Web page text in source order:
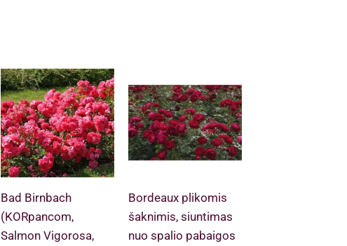
Bad Birnbach
(KORpancom,
Salmon Vigorosa,
Bordeaux plikomis
šaknimis, siuntimas
nuo spalio pabaigos